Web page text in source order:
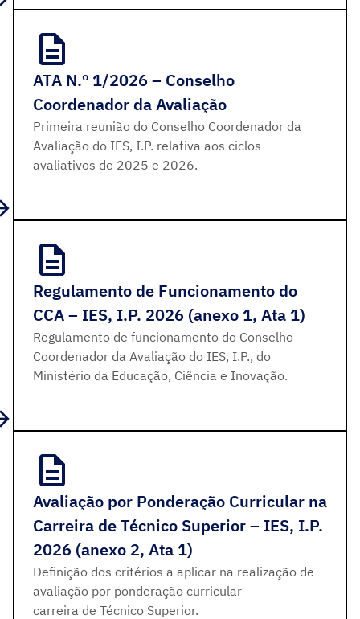
ATA N.º 1/2026 – Conselho
Coordenador da Avaliação
Primeira reunião do Conselho Coordenador da
Avaliação do IES, I.P. relativa aos ciclos
avaliativos de 2025 e 2026.
Regulamento de Funcionamento do
CCA – IES, I.P. 2026 (anexo 1, Ata 1)
Regulamento de funcionamento do Conselho
Coordenador da Avaliação do IES, I.P., do
Ministério da Educação, Ciência e Inovação.
Avaliação por Ponderação Curricular na
Carreira de Técnico Superior – IES, I.P.
2026 (anexo 2, Ata 1)
Definição dos critérios a aplicar na realização de
avaliação por ponderação curricular
carreira de Técnico Superior.